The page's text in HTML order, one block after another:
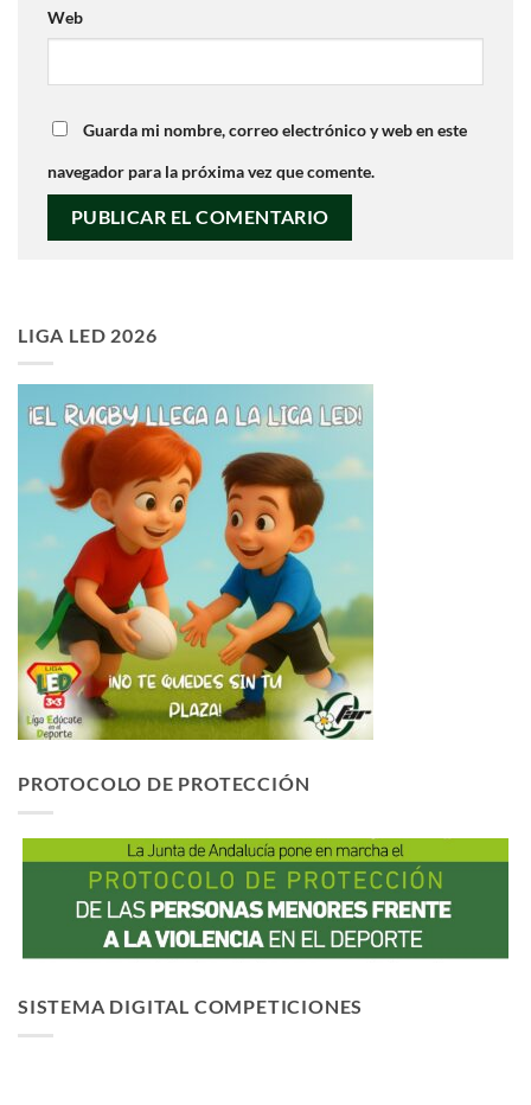
Web
Guarda mi nombre, correo electrónico y web en este
navegador para la próxima vez que comente.
LIGA LED 2026
PROTOCOLO DE PROTECCIÓN
SISTEMA DIGITAL COMPETICIONES